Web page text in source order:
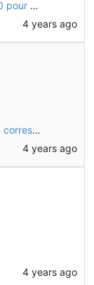
Déplacement d'un trou dans les tôles CHO20 pour pouvoir mettre des boulons traversants
4 years ago
Modification des toiles de sièges pour mieux correspondre à la réalité
4 years ago
4 years ago